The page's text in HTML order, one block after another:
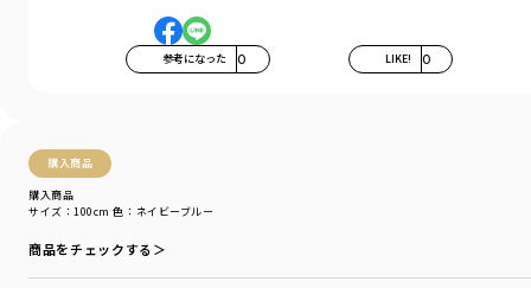
参考になった 0 LIKE! 0
購入商品
購入商品
サイズ：100cm 色：ネイビーブルー
商品をチェックする＞
ホワイト
／GIRL
／12-3404-096